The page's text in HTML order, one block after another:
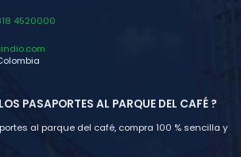
4520000
PASAPORTES AL PARQUE DEL CAFÉ ?
al parque del café, compra 100 % sencilla y